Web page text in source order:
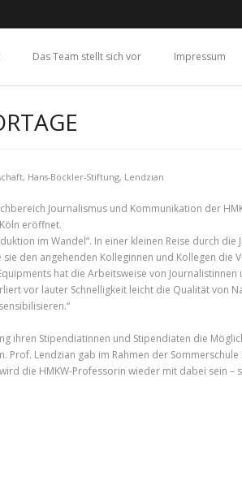
Das Team stellt sich vor Impressum
, Hans-Böckler-Stiftung, Lendzian
Journalismus und Kommunikation der
eröffnet.
im Wandel“. In einer kleinen Reise durch
den angehenden Kolleginnen und Kollegen
hat die Arbeitsweise von
vor lauter Schnelligkeit leicht die Qualität von
ihren Stipendiatinnen und Stipendiaten die
Lendzian gab im Rahmen der
die HMKW-Professorin wieder mit dabei sein